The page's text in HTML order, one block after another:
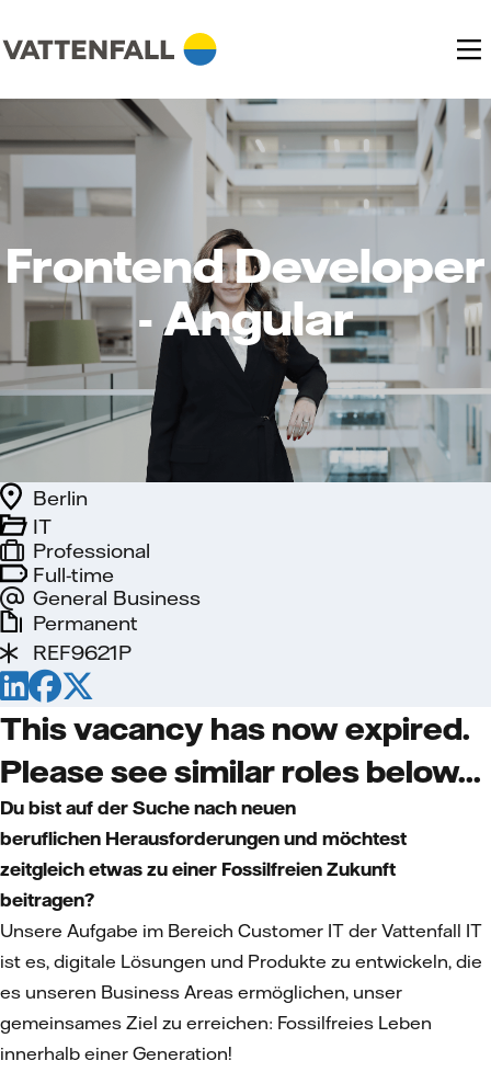
Frontend Developer
- Angular
Full-time
General Business
IT
Berlin
Professional
Permanent
REF9621P
This vacancy has now expired.
Please see similar roles below...
Du bist auf der Suche nach neuen
beruflichen Herausforderungen und möchtest
zeitgleich etwas zu einer Fossilfreien Zukunft
beitragen?
Unsere Aufgabe im Bereich Customer IT der Vattenfall IT
ist es, digitale Lösungen und Produkte zu entwickeln, die
es unseren Business Areas ermöglichen, unser
gemeinsames Ziel zu erreichen: Fossilfreies Leben
innerhalb einer Generation!